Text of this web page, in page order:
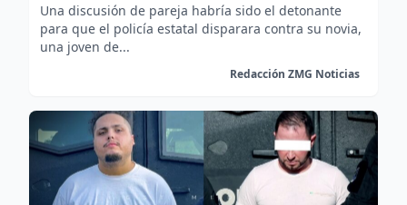
Una discusión de pareja habría sido el detonante
para que el policía estatal disparara contra su novia,
una joven de...
Redacción ZMG Noticias